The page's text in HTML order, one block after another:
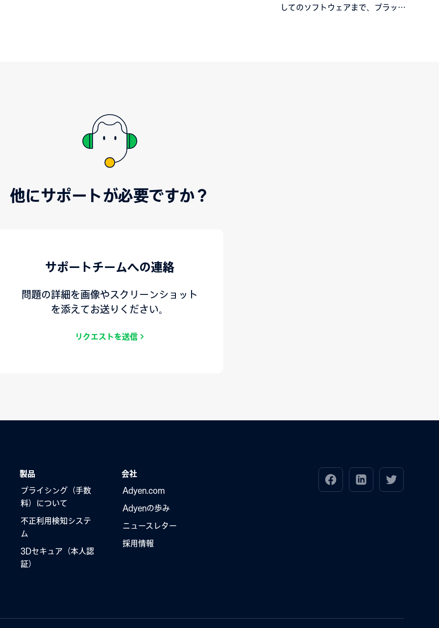
してのソフトウェアまで、プラット
他にサポートが必要ですか？
サポートチームへの連絡
問題の詳細を画像やスクリーンショット
を添えてお送りください。
リクエストを送信
製品
プライシング（手数
料）について
不正利用検知システ
ム
3Dセキュア（本人認
証）
会社
Adyen.com
Adyenの歩み
ニュースレター
採用情報